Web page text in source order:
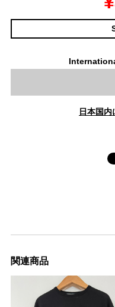
日本国
関連商品